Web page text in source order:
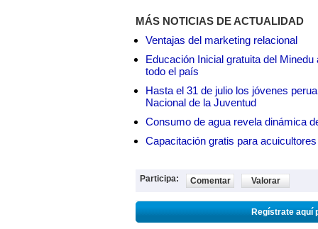
MÁS NOTICIAS DE ACTUALIDAD
Ventajas del marketing relacional
Educación Inicial gratuita del
todo el país
Hasta el 31 de julio los jóvenes
Nacional de la Juventud
Consumo de agua revela dinámica
Capacitación gratis para
Participa: Comentar Valorar
Regístrate aquí